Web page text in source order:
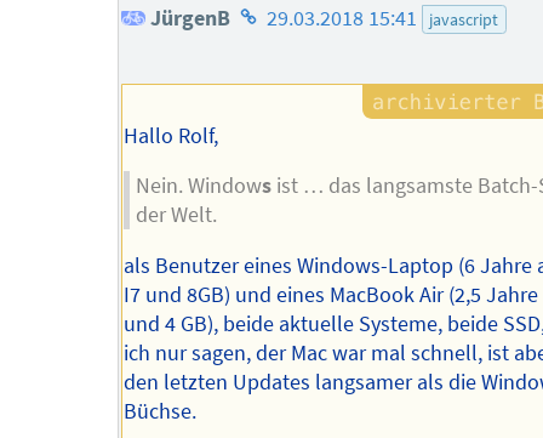
JürgenB Homepage
Autors
29.03.2018 15:41 javascript
Hallo Rolf,
Nein. Windowsist … das langsamste Batch-
der Welt.
als Benutzer eines Windows-Laptop (6 Jahre
I7 und 8GB) und eines MacBook Air (2,5
und 4 GB), beide aktuelle Systeme, beide
ich nur sagen, der Mac war mal schnell, ist
den letzten Updates langsamer als die
Büchse.